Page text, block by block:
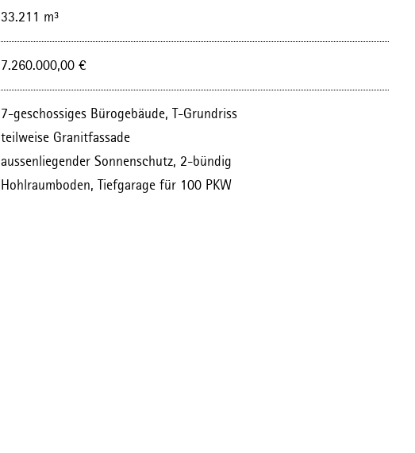
33.211 m³
7.260.000,00€
7-geschossiges Bürogebäude, T-Grundriss
teilweise Granitfassade
aussenliegender Sonnenschutz, 2-bündig
Hohlraumboden, Tiefgarage für 100 PKW